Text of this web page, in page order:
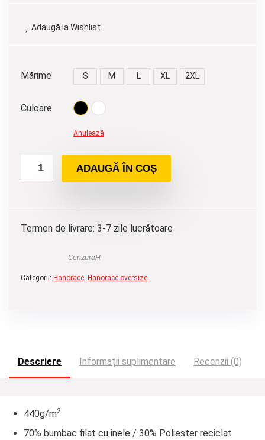
Adaugă la Wishlist
Mărime S M L XL 2XL
Culoare
Anulează
ADAUGĂ ÎN COȘ
Termen de livrare: 3-7 zile lucrătoare
CenzuraH
Categorii: Hanorace, Hanorace oversize
Descriere Informații suplimentare Recenzii (0)
440g/m2
70% bumbac filat cu inele / 30% Poliester reciclat